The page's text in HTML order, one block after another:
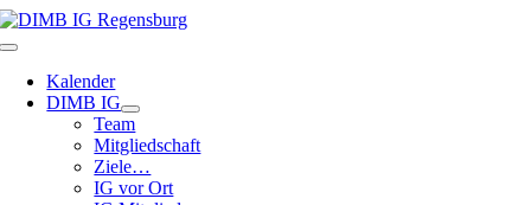
Zum
Inhalt
Toggle
NavigationKalender
DIMB IG
Team
Mitgliedschaft
Ziele…
IG vor Ort